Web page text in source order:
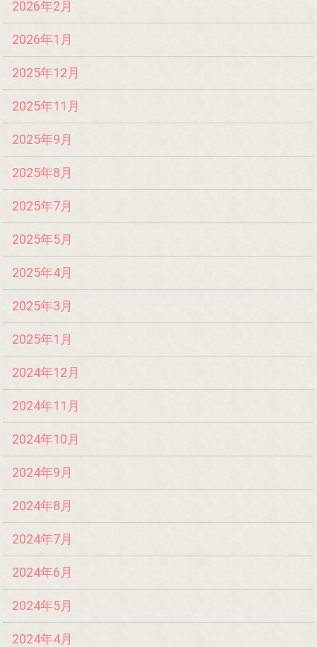
2026年2月
2026年1月
2025年12月
2025年11月
2025年9月
2025年8月
2025年7月
2025年5月
2025年4月
2025年3月
2025年1月
2024年12月
2024年11月
2024年10月
2024年9月
2024年8月
2024年7月
2024年6月
2024年5月
2024年4月